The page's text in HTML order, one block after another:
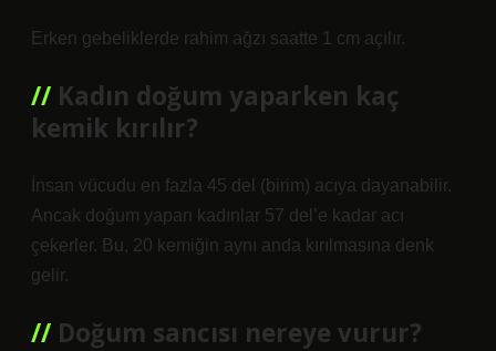
Erken gebeliklerde rahim ağzı saatte 1 cm açılır.
Kadın doğum yaparken kaç
kemik kırılır?
İnsan vücudu en fazla 45 del (birim) acıya dayanabilir.
Ancak doğum yapan kadınlar 57 del’e kadar acı
çekerler. Bu, 20 kemiğin aynı anda kırılmasına denk
gelir.
Doğum sancısı nereye vurur?